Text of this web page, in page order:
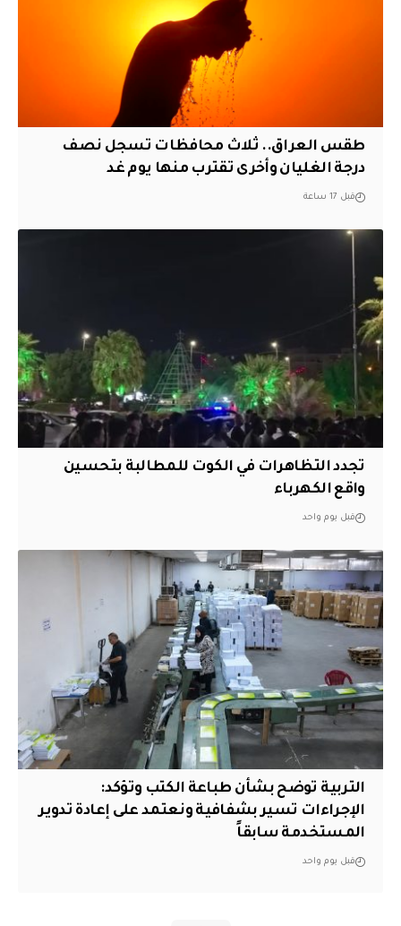
طقس العراق.. ثلاث محافظات تسجل نصف
درجة الغليان وأخرى تقترب منها يوم غد
قبل 17 ساعة
تجدد التظاهرات في الكوت للمطالبة بتحسين
واقع الكهرباء
قبل يوم واحد
التربية توضح بشأن طباعة الكتب وتؤكد:
الإجراءات تسير بشفافية ونعتمد على إعادة تدوير
المستخدمة سابقاً
قبل يوم واحد